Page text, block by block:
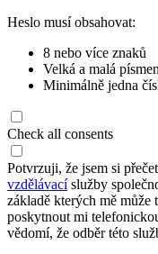
Heslo musí obsahovat:
8 nebo více znaků
Velká a malá
Minimálně jedna
Check all consents
Potvrzuji, že jsem si
vzdělávacíslužby
základě kterých mě může
poskytnout mi
vědomí, že odběr této